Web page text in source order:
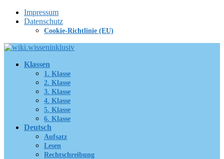
Zum
Inhalt
Impressum
Datenschutz
Cookie-Richtlinie (EU)
Klassen
1. Klasse
2. Klasse
3. Klasse
4. Klasse
5. Klasse
6. Klasse
Deutsch
Aufsatz
Lesen
Rechtschreibung